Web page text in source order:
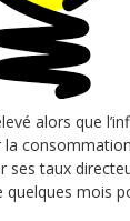
alors que
la
ses taux
quelques mois